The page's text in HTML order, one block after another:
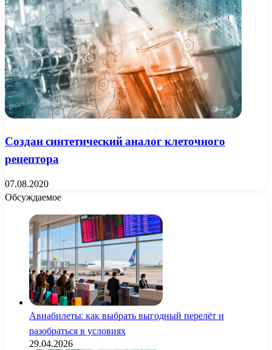
Создан синтетический аналог клеточного
рецептора
07.08.2020
Обсуждаемое
Авиабилеты: как выбрать выгодный перелёт и
разобраться в условиях
29.04.2026